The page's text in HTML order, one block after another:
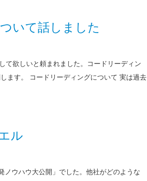
いて話しました
て欲しいと頼まれました。コードリーディン
ます。 コードリーディングについて 実は過去
ル
ノウハウ大公開」でした。他社がどのような